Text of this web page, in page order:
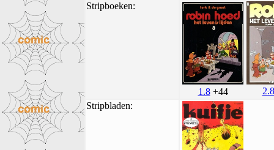
Stripboeken:
1.8+44
2.8
Stripbladen: